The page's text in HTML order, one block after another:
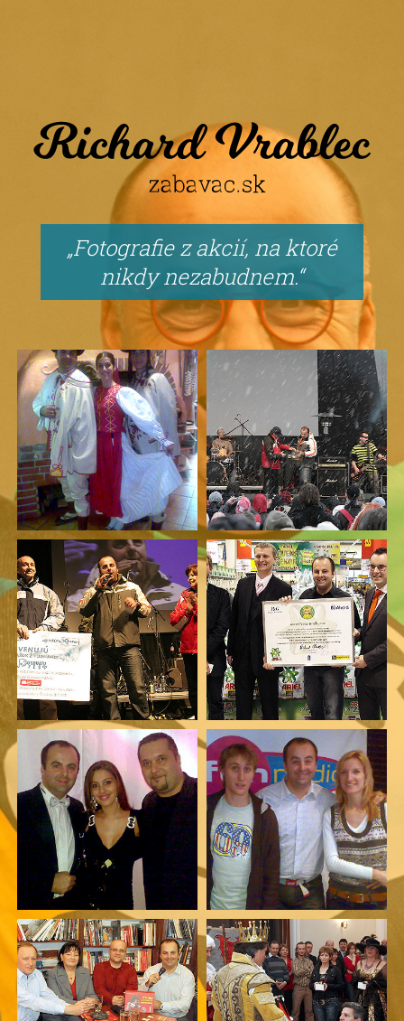
Fotografie z akcií, na ktoré
nikdy nezabudnem.